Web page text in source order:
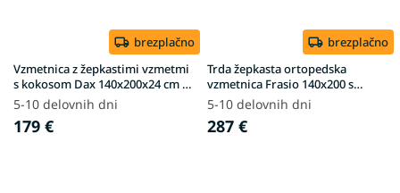
brezplačno
Vzmetnica z žepkastimi vzmetmi
s kokosom Dax 140x200x24 cm -
prevleka Lavender
5-10 delovnih dni
179 €
brezplačno
Trda žepkasta ortopedska
vzmetnica Frasio 140x200 s
kokosom
5-10 delovnih dni
287 €